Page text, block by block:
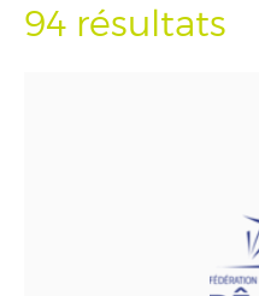
94 résultats